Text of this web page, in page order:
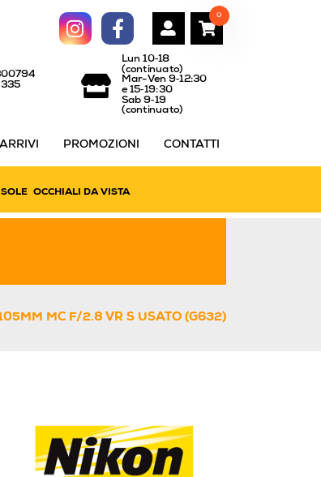
Lun 10‑18
(continuato)
Mar-Ven 9‑12:30
e 15‑19:30
Sab 9‑19
(continuato)
PROMOZIONI CONTATTI
0
OCCHIALI DA VISTA
MC F/2.8 VR S USATO (G632)